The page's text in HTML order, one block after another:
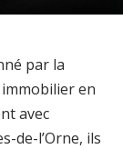
par la
en
avec
de-l’Orne, ils